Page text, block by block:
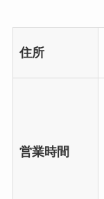
住所
営業時間